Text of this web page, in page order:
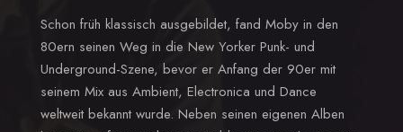
Schon früh klassisch ausgebildet, fand Moby in den
80ern seinen Weg in die New Yorker Punk- und
Underground-Szene, bevor er Anfang der 90er mit
seinem Mix aus Ambient, Electronica und Dance
weltweit bekannt wurde. Neben seinen eigenen Alben